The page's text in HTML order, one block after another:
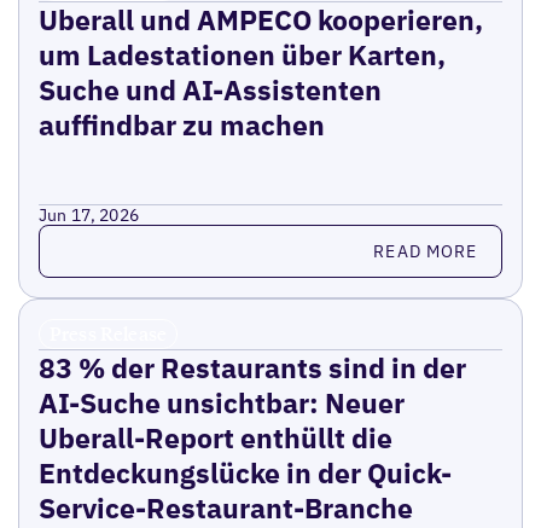
Uberall und AMPECO kooperieren,
um Ladestationen über Karten,
Suche und AI-Assistenten
auffindbar zu machen
Jun 17, 2026
Read more READ MORE
83 % der Restaurants sind in der
AI-Suche unsichtbar: Neuer
Uberall-Report enthüllt die
Entdeckungslücke in der Quick-
Service-Restaurant-Branche